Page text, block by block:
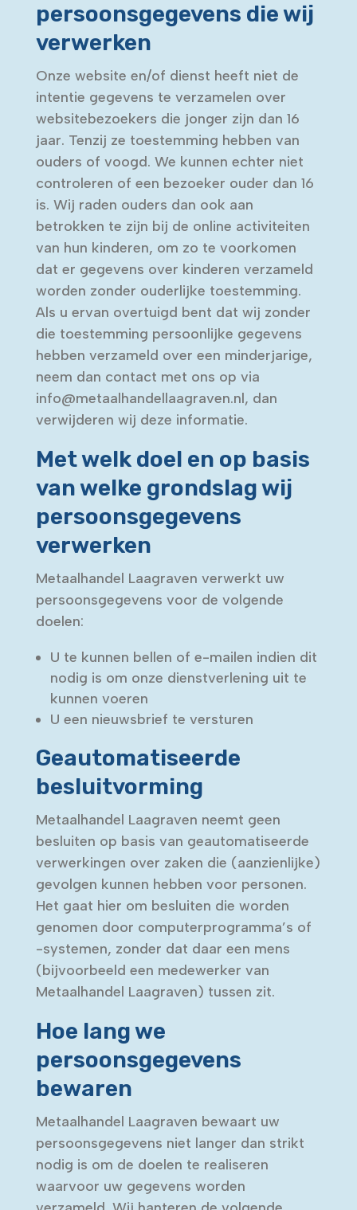
persoonsgegevens die wij
verwerken
Onze website en/of dienst heeft niet de
intentie gegevens te verzamelen over
websitebezoekers die jonger zijn dan 16
jaar. Tenzij ze toestemming hebben van
ouders of voogd. We kunnen echter niet
controleren of een bezoeker ouder dan 16
is. Wij raden ouders dan ook aan
betrokken te zijn bij de online activiteiten
van hun kinderen, om zo te voorkomen
dat er gegevens over kinderen verzameld
worden zonder ouderlijke toestemming.
Als u ervan overtuigd bent dat wij zonder
die toestemming persoonlijke gegevens
hebben verzameld over een minderjarige,
neem dan contact met ons op via
info@metaalhandellaagraven.nl, dan
verwijderen wij deze informatie.
Met welk doel en op basis
van welke grondslag wij
persoonsgegevens
verwerken
Metaalhandel Laagraven verwerkt uw
persoonsgegevens voor de volgende
doelen:
U te kunnen bellen of e-mailen indien dit
nodig is om onze dienstverlening uit te
kunnen voeren
U een nieuwsbrief te versturen
Geautomatiseerde
besluitvorming
Metaalhandel Laagraven neemt geen
besluiten op basis van geautomatiseerde
verwerkingen over zaken die (aanzienlijke)
gevolgen kunnen hebben voor personen.
Het gaat hier om besluiten die worden
genomen door computerprogramma’s of
-systemen, zonder dat daar een mens
(bijvoorbeeld een medewerker van
Metaalhandel Laagraven) tussen zit.
Hoe lang we
persoonsgegevens
bewaren
Metaalhandel Laagraven bewaart uw
persoonsgegevens niet langer dan strikt
nodig is om de doelen te realiseren
waarvoor uw gegevens worden